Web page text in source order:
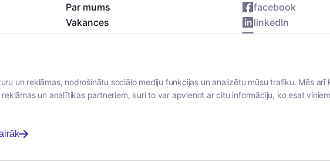
Par mums
Vakances
facebook
linkedIn
un reklāmas, nodrošinātu sociālo mediju funkcijas un analizētu mūsu trafiku. Mēs
un analītikas partneriem, kuri to var apvienot ar citu informāciju, ko esat